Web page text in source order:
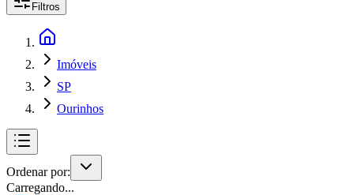
Filtros
Imóveis
SP
Ourinhos
Ordenar por:
Carregando...